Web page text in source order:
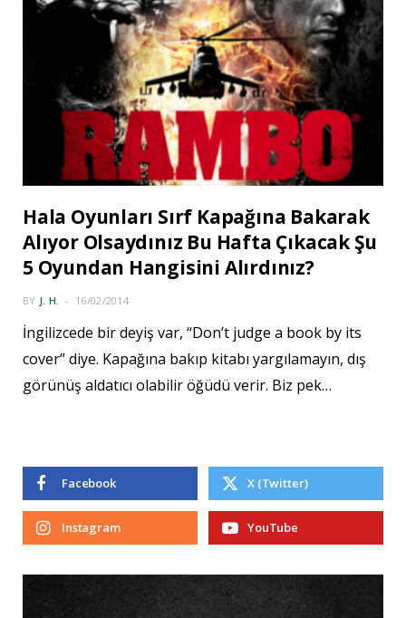
Hala Oyunları Sırf Kapağına Bakarak
Alıyor Olsaydınız Bu Hafta Çıkacak Şu
5 Oyundan Hangisini Alırdınız?
BY J. H. 16/02/2014
İngilizcede bir deyiş var, “Don’t judge a book by its
cover” diye. Kapağına bakıp kitabı yargılamayın, dış
görünüş aldatıcı olabilir öğüdü verir. Biz pek…
Facebook X (Twitter)
Instagram YouTube